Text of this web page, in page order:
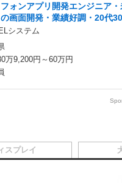
ォンアプリ開発エンジニア
画面開発・業績好調・20代
システム
万9,200円～60万円
スプレイ